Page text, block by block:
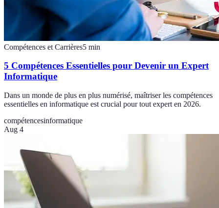
Compétences et Carrières5 min
5 Compétences Essentielles pour Devenir un Expert
Informatique
Dans un monde de plus en plus numérisé, maîtriser les compétences
essentielles en informatique est crucial pour tout expert en 2026.
compétencesinformatique
Aug 4